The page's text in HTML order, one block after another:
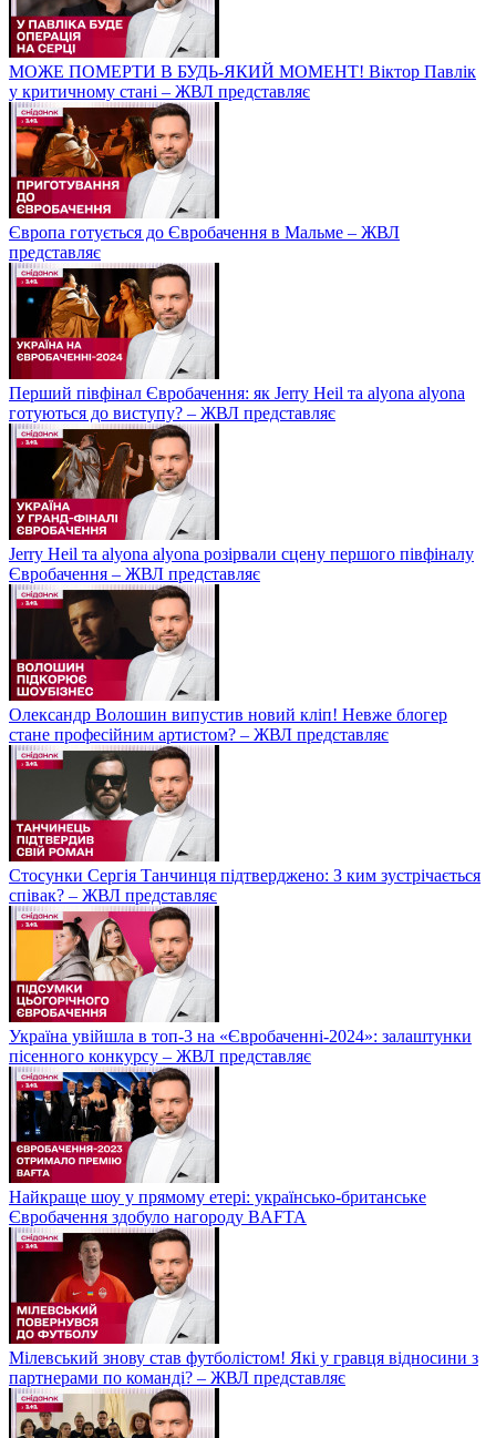
МОЖЕ ПОМЕРТИ В БУДЬ-ЯКИЙ МОМЕНТ! Віктор Павлік
у критичному стані – ЖВЛ представляє
Європа готується до Євробачення в Мальме – ЖВЛ
представляє
Перший півфінал Євробачення: як Jerry Heil та alyona alyona
готуються до виступу? – ЖВЛ представляє
Jerry Heil та аlyona аlyona розірвали сцену першого півфіналу
Євробачення – ЖВЛ представляє
Олександр Волошин випустив новий кліп! Невже блогер
стане професійним артистом? – ЖВЛ представляє
Стосунки Сергія Танчинця підтверджено: З ким зустрічається
співак? – ЖВЛ представляє
Україна увійшла в топ-3 на «Євробаченні-2024»: залаштунки
пісенного конкурсу – ЖВЛ представляє
Найкраще шоу у прямому етері: українсько-британське
Євробачення здобуло нагороду BAFTA
Мілевський знову став футболістом! Які у гравця відносини з
партнерами по команді? – ЖВЛ представляє